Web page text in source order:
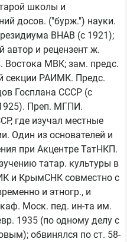
школы и
досов. ("бурж.") науки.
ВНАВ (с 1921);
автор и рецензент ж.
Востока МВК; зам. предс.
секции РАИМК. Предс.
Госплана СССР (с
Преп. МГПИ.
где изучал местные
Один из основателей и
при Акцентре ТатНКП.
татар. культуры в
и КрымСНК совместно с
и этногр., и
Моск. пед. ин-та им.
1935 (по одному делу с
обвинялся по ст. 58-